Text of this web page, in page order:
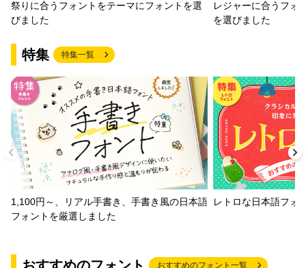
祭りに合うフォントをテーマにフォントを選
びました
レジャーに合うフォ
を選びました
特集 特集一覧
1,100円～、リアル手書き、手書き風の日本語
フォントを厳選しました
レトロな日本語フォ
おすすめのフォント一覧